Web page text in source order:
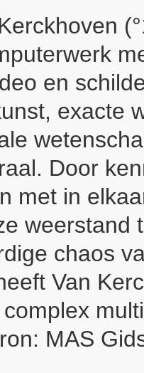
en
exacte
Door
met in
weerstand
chaos
Van
MAS